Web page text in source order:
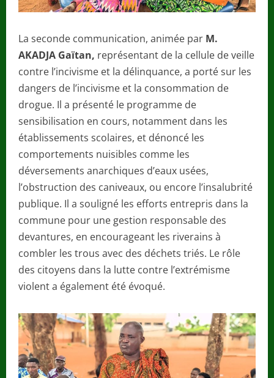
La seconde communication, animée par M.
AKADJA Gaïtan, représentant de la cellule de veille
contre l’incivisme et la délinquance, a porté sur les
dangers de l’incivisme et la consommation de
drogue. Il a présenté le programme de
sensibilisation en cours, notamment dans les
établissements scolaires, et dénoncé les
comportements nuisibles comme les
déversements anarchiques d’eaux usées,
l’obstruction des caniveaux, ou encore l’insalubrité
publique. Il a souligné les efforts entrepris dans la
commune pour une gestion responsable des
devantures, en encourageant les riverains à
combler les trous avec des déchets triés. Le rôle
des citoyens dans la lutte contre l’extrémisme
violent a également été évoqué.